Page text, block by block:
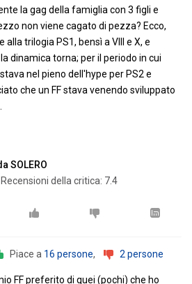
la gag della famiglia con 3 figli e
non viene cagato di pezza? Ecco,
alla trilogia PS1, bensì a VIII e X, e
dinamica torna; per il periodo in cui
nel pieno dell'hype per PS2 e
che un FF stava venendo sviluppato
SOLERO
Recensioni della critica: 7.4
Piace a 16 persone, 2 persone
FF preferito di quei (pochi) che ho